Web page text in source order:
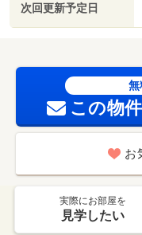
次回更新予定日
無
この物
お
実際にお部屋を
見学したい